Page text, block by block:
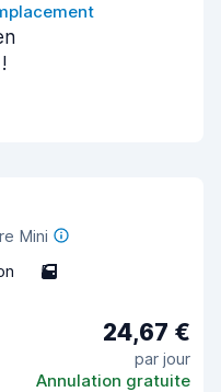
Mini
5
24,67 €
par jour
Annulation gratuite